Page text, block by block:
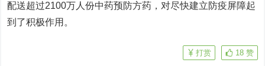
配送超过2100万人份中药预防方药，对尽快建立防疫屏障起
到了积极作用。
18 赞
打赏